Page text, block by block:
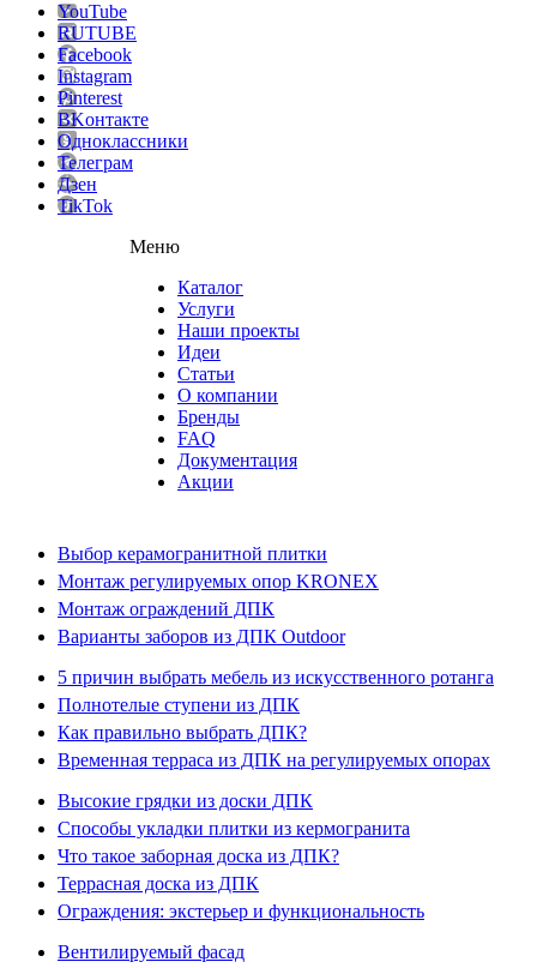
YouTube
RUTUBE
Facebook
Instagram
Pinterest
ВKонтакте
Одноклассники
Телеграм
Дзен
TikTok
Меню
Каталог
Услуги
Наши проекты
Идеи
Статьи
О компании
Бренды
FAQ
Документация
Акции
Выбор керамогранитной плитки
Монтаж регулируемых опор KRONEX
Монтаж ограждений ДПК
Варианты заборов из ДПК Outdoor
5 причин выбрать мебель из искусственного ротанга
Полнотелые ступени из ДПК
Как правильно выбрать ДПК?
Временная терраса из ДПК на регулируемых опорах
Высокие грядки из доски ДПК
Способы укладки плитки из кермогранита
Что такое заборная доска из ДПК?
Террасная доска из ДПК
Ограждения: экстерьер и функциональность
Вентилируемый фасад